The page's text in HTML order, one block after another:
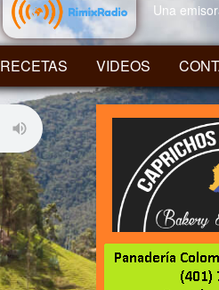
Una
RECETAS VIDEOS